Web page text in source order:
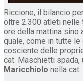
Riccione, il bilancio
oltre 2.300 atleti nelle
ore della mattina sino
quale, come in tutte le
cosciente delle
cat. Maschietti spada,
Maricchiolo nella